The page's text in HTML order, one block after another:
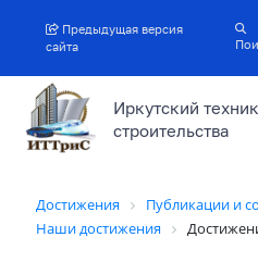
Предыдущая версия
сайта
Иркутский
строительства
Достижения
Публикации и
Наши достижения